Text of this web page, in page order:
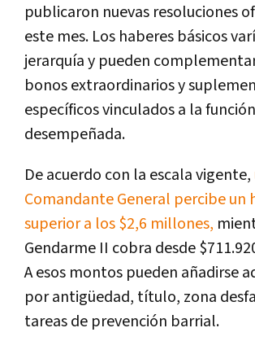
publicaron nuevas resoluciones
este mes. Los haberes básicos
jerarquía y pueden
bonos extraordinarios y
específicos vinculados a la función
desempeñada.
De acuerdo con la escala vigente,
Comandante General percibe un
superior a los $2,6 millones,
Gendarme II cobra desde
A esos montos pueden añadirse
por antigüedad, título, zona
tareas de prevención barrial.